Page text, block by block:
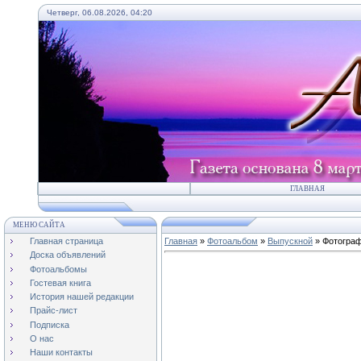
Четверг, 06.08.2026, 04:20
ГЛАВНАЯ
МЕНЮ САЙТА
Главная страница
Доска объявлений
Фотоальбомы
Гостевая книга
История нашей редакции
Прайс-лист
Подписка
О нас
Наши контакты
Главная » Фотоальбом » Выпускной »